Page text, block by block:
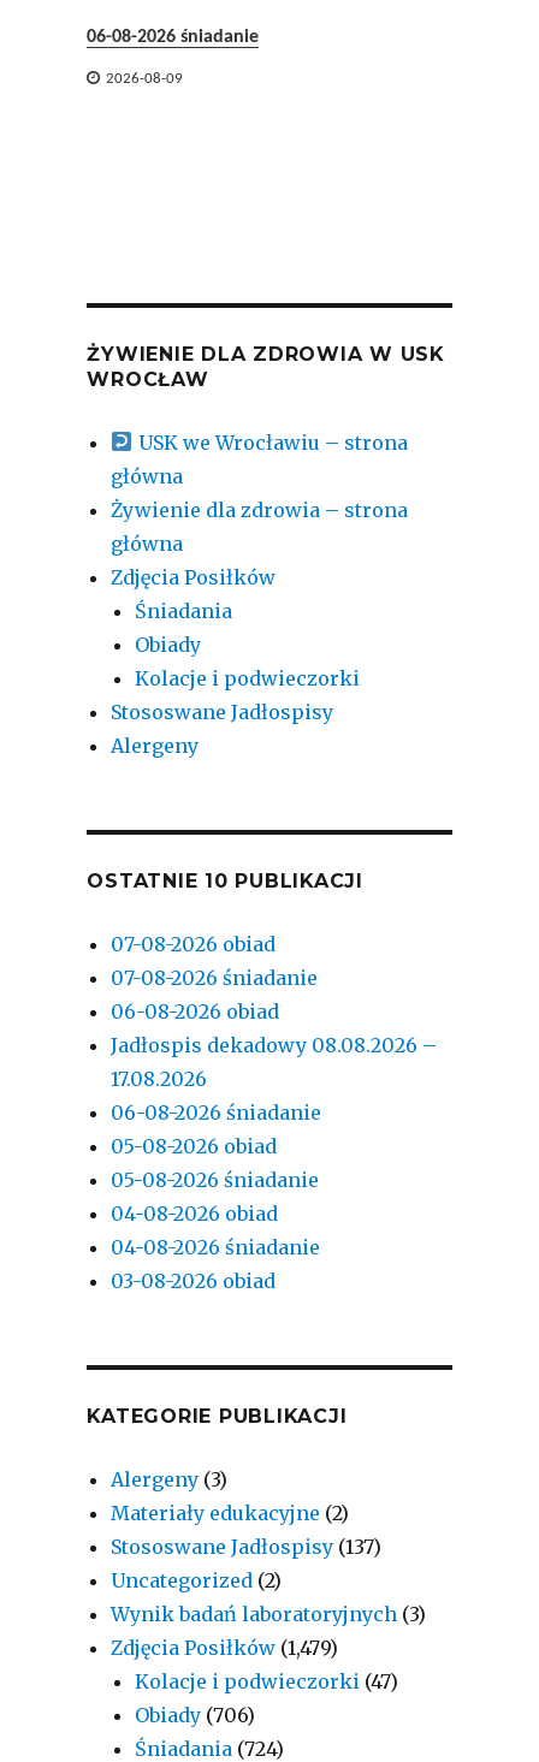
06-08-2026 śniadanie
 2026-08-09
ŻYWIENIE DLA ZDROWIA W USK
WROCŁAW
USK we Wrocławiu – strona
główna
Żywienie dla zdrowia – strona
główna
Zdjęcia Posiłków
Śniadania
Obiady
Kolacje i podwieczorki
Stososwane Jadłospisy
Alergeny
OSTATNIE 10 PUBLIKACJI
07-08-2026 obiad
07-08-2026 śniadanie
06-08-2026 obiad
Jadłospis dekadowy 08.08.2026 –
17.08.2026
06-08-2026 śniadanie
05-08-2026 obiad
05-08-2026 śniadanie
04-08-2026 obiad
04-08-2026 śniadanie
03-08-2026 obiad
KATEGORIE PUBLIKACJI
Alergeny (3)
Materiały edukacyjne (2)
Stososwane Jadłospisy (137)
Uncategorized (2)
Wynik badań laboratoryjnych (3)
Zdjęcia Posiłków (1,479)
Kolacje i podwieczorki (47)
Obiady (706)
Śniadania (724)